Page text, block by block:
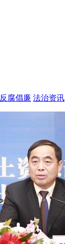
反腐倡廉 法治资讯